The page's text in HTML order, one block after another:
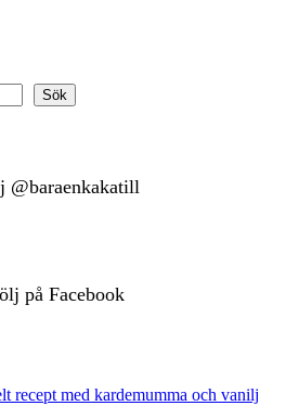
Sök
@baraenkakatill
på Facebook
recept med kardemumma och vanilj